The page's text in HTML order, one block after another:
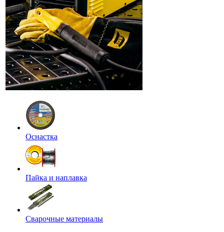
Оснастка
Пайка и наплавка
Сварочные материалы